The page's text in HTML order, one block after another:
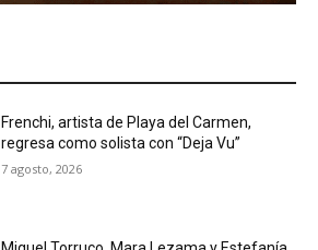
Frenchi, artista de Playa del Carmen,
regresa como solista con “Deja Vu”
7 agosto, 2026